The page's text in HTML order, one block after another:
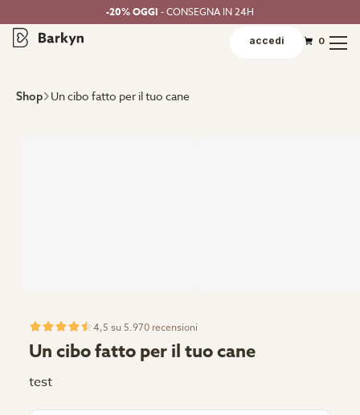
-20% OGGI - CONSEGNA IN 24H
accedi 0
Shop Un cibo fatto per il tuo cane
4,5 su 5.970 recensioni
Un cibo fatto per il tuo cane
test